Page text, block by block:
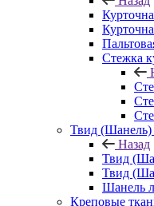
Стежка
Твид (Шанель)
Назад
Твид
Твид
Шанель
Креповые